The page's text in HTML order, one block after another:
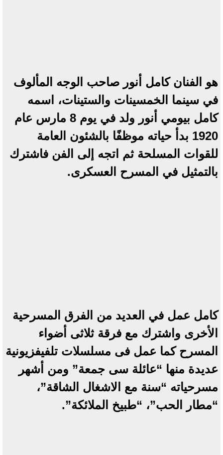
هو الفنان كامل أنور صاحب الوجه المألوف
في سينما الخمسينات والستينات، اسمه
كامل بيومي أنور ولد في يوم 8 مارس عام
1920 بدأ حياته موظفًا بالشئون العامة
للقوات المسلحة ثم اتجه إلى الفن فاشترك
بالتمثيل في المسرح العسكرى.
كامل عمل في العديد من الفرق المسرحية
الأخرى واشترك مع فرقة ثلاثى أضواء
المسرح كما عمل فى مسلسلات تلفيفزيونية
عديدة منها “عائلة سى جمعة” ومن أشهر
مسرحياته “سنة مع الاشغال الشاقة”،
“مطار الحب”، “طبيخ الملائكة”.